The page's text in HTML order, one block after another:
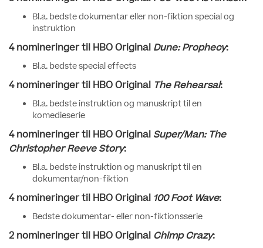
Bl.a. bedste dokumentar eller non-fiktion special og
instruktion
4 nomineringer til HBO Original Dune: Prophecy:
Bl.a. bedste special effects
4 nomineringer til HBO Original The Rehearsal:
Bl.a. bedste instruktion og manuskript til en
komedieserie
4 nomineringer til HBO Original Super/Man: The
Christopher Reeve Story:
Bl.a. bedste instruktion og manuskript til en
dokumentar/non-fiktion
4 nomineringer til HBO Original 100 Foot Wave:
Bedste dokumentar- eller non-fiktionsserie
2 nomineringer til HBO Original Chimp Crazy: